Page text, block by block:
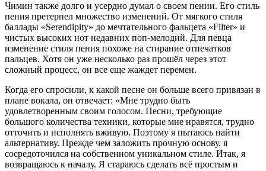
Чимин также долго и усердно думал о своем пении. Его стиль
пения претерпел множество изменений. От мягкого стиля
баллады «Serendipity» до мечтательного фальцета «Filter» и
чистых высоких нот недавних поп-мелодий. Для певца
изменение стиля пения похоже на стирание отпечатков
пальцев. Хотя он уже несколько раз прошёл через этот
сложный процесс, он все еще жаждет перемен.
Когда его спросили, к какой песне он больше всего привязан в
плане вокала, он отвечает: «Мне трудно быть
удовлетворенным своим голосом. Песни, требующие
большого количества техники, которые мне нравятся, трудно
отточить и исполнять вживую. Поэтому я пытаюсь найти
альтернативу. Прежде чем заложить прочную основу, я
сосредоточился на собственном уникальном стиле. Итак, я
возвращаюсь к началу. Я стараюсь сделать всё простым и